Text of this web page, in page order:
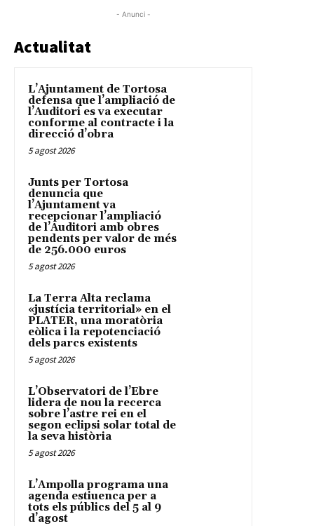
- Anunci -
Actualitat
L’Ajuntament de Tortosa
defensa que l’ampliació de
l’Auditori es va executar
conforme al contracte i la
direcció d’obra
5 agost 2026
Junts per Tortosa
denuncia que
l’Ajuntament va
recepcionar l’ampliació
de l’Auditori amb obres
pendents per valor de més
de 256.000 euros
5 agost 2026
La Terra Alta reclama
«justícia territorial» en el
PLATER, una moratòria
eòlica i la repotenciació
dels parcs existents
5 agost 2026
L’Observatori de l’Ebre
lidera de nou la recerca
sobre l’astre rei en el
segon eclipsi solar total de
la seva història
5 agost 2026
L’Ampolla programa una
agenda estiuenca per a
tots els públics del 5 al 9
d’agost